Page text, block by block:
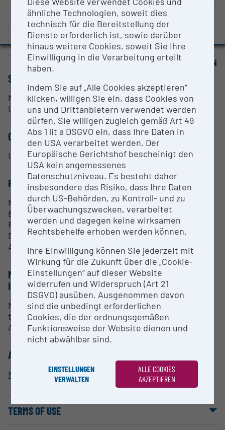
Evaluation Study 2022
Awards and press releases
Innsbruck Medical University
Innsbruck |Website
OPEN FOR COLLABORATION
SHORT DESCRIPTION
Massenspektrometer mit ESI-Quelle; gekoppelt mit
UPLC und GC
CONTACT PERSON
Univ-Prof. Dr. Herbert Oberacher
RESEARCH SERVICES
Metabolomics
Exposomics
Forensisch-toxikologische Analytik
Drug Monitoring
Abwassermonitoring
METHODS & EXPERTISE FOR RESEARCH
INFRASTRUCTURE
Metabolomics, Exposomics, forensisch-
toxikologische Analytik, Wirkstoffmonitoring,
Abwassermonitoring
ALLOCATION TO RESEARCH INFRASTRUCTURE
Metabolomics
TERMS OF USE
ähnliche Technologien, soweit dies
technisch für die Bereitstellung der
Dienste erforderlich ist, sowie darüber
hinaus weitere Cookies, soweit Sie Ihre
Einwilligung in die Verarbeitung erteilt
haben.
Indem Sie auf „Alle Cookies akzeptieren“
klicken, willigen Sie ein, dass Cookies von
uns und Drittanbietern verwendet werden
dürfen. Sie willigen zugleich gemäß Art 49
Abs 1 lit a DSGVO ein, dass Ihre Daten in
den USA verarbeitet werden. Der
Europäische Gerichtshof bescheinigt den
USA kein angemessenes
Datenschutzniveau. Es besteht daher
insbesondere das Risiko, dass Ihre Daten
durch US-Behörden, zu Kontroll- und zu
Überwachungszwecken, verarbeitet
werden und dagegen keine wirksamen
Rechtsbehelfe erhoben werden können.
Ihre Einwilligung können Sie jederzeit mit
Wirkung für die Zukunft über die „Cookie-
Einstellungen“ auf dieser Website
widerrufen und Widerspruch (Art 21
DSGVO) ausüben. Ausgenommen davon
sind die unbedingt erforderlichen
Cookies, die der ordnungsgemäßen
Funktionsweise der Website dienen und
nicht abwählbar sind.
EINSTELLUNGEN
VERWALTEN
ALLE COOKIES
AKZEPTIEREN